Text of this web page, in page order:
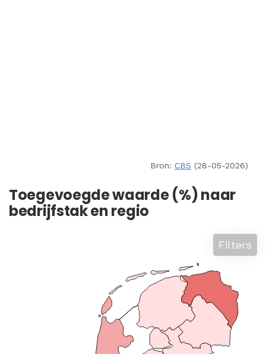
Bron: CBS (28-05-2026)
Toegevoegde waarde (%) naar
bedrijfstak en regio
Filters